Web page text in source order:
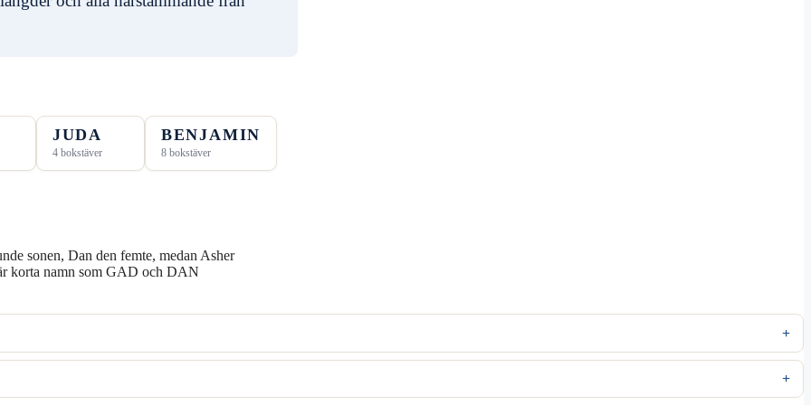
JUDA
4 bokstäver
BENJAMIN
8 bokstäver
sonen, Dan den femte, medan Asher
korta namn som GAD och DAN